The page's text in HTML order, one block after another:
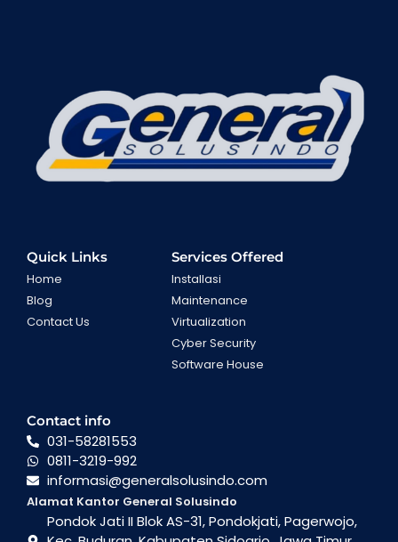
Quick Links
Home
Blog
Contact Us
Services Offered
Installasi
Maintenance
Virtualization
Cyber Security
Software House
Contact info
031-58281553
0811-3219-992
informasi@generalsolusindo.com
Alamat Kantor General Solusindo
Pondok Jati II Blok AS-31, Pondokjati, Pagerwojo,